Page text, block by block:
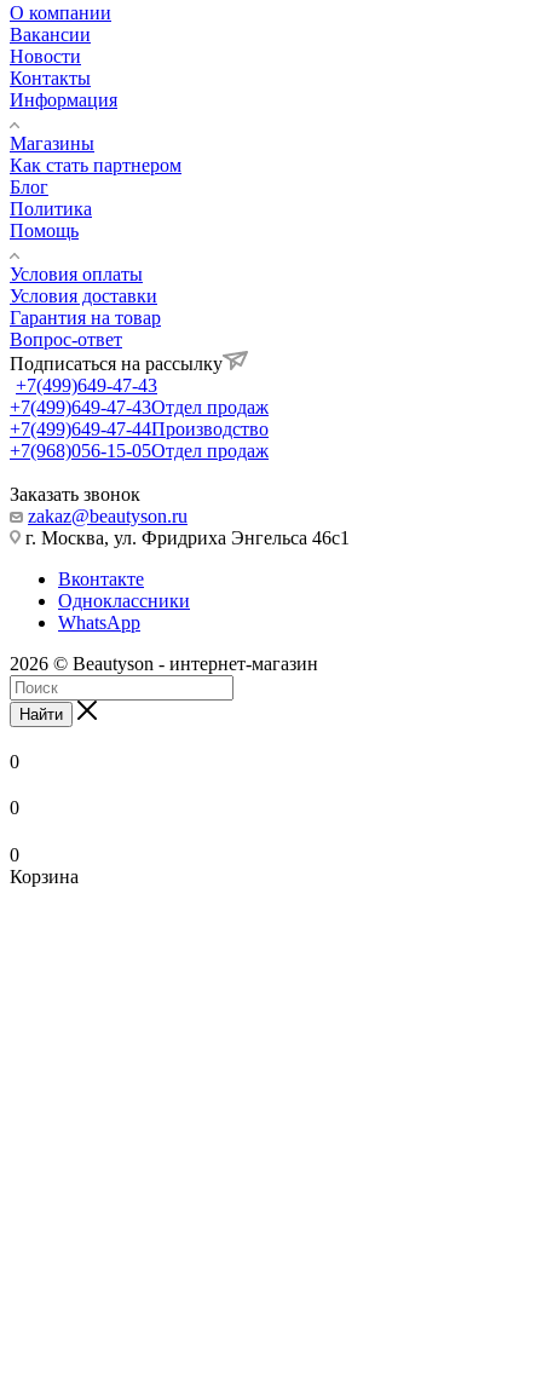
О компании
Вакансии
Новости
Контакты
Информация
Магазины
Как стать партнером
Блог
Политика
Помощь
Условия оплаты
Условия доставки
Гарантия на товар
Вопрос-ответ
Подписаться на рассылку
+7(499)649-47-43
+7(499)649-47-43Отдел продаж
+7(499)649-47-44Производство
+7(968)056-15-05Отдел продаж
Заказать звонок
zakaz@beautyson.ru
г. Москва, ул. Фридриха Энгельса 46с1
Вконтакте
Одноклассники
WhatsApp
2026 © Beautyson - интернет-магазин
Найти
0
0
0
Корзина